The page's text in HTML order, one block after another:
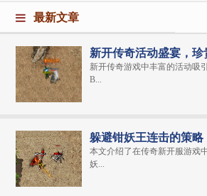
最新文章
新开传奇活动盛宴，珍
新开传奇游戏中丰富的活动吸
B...
躲避钳妖王连击的策略
本文介绍了在传奇新开服游戏
妖...